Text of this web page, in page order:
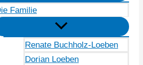
Familie
Renate Buchholz-Loeben
Dorian Loeben